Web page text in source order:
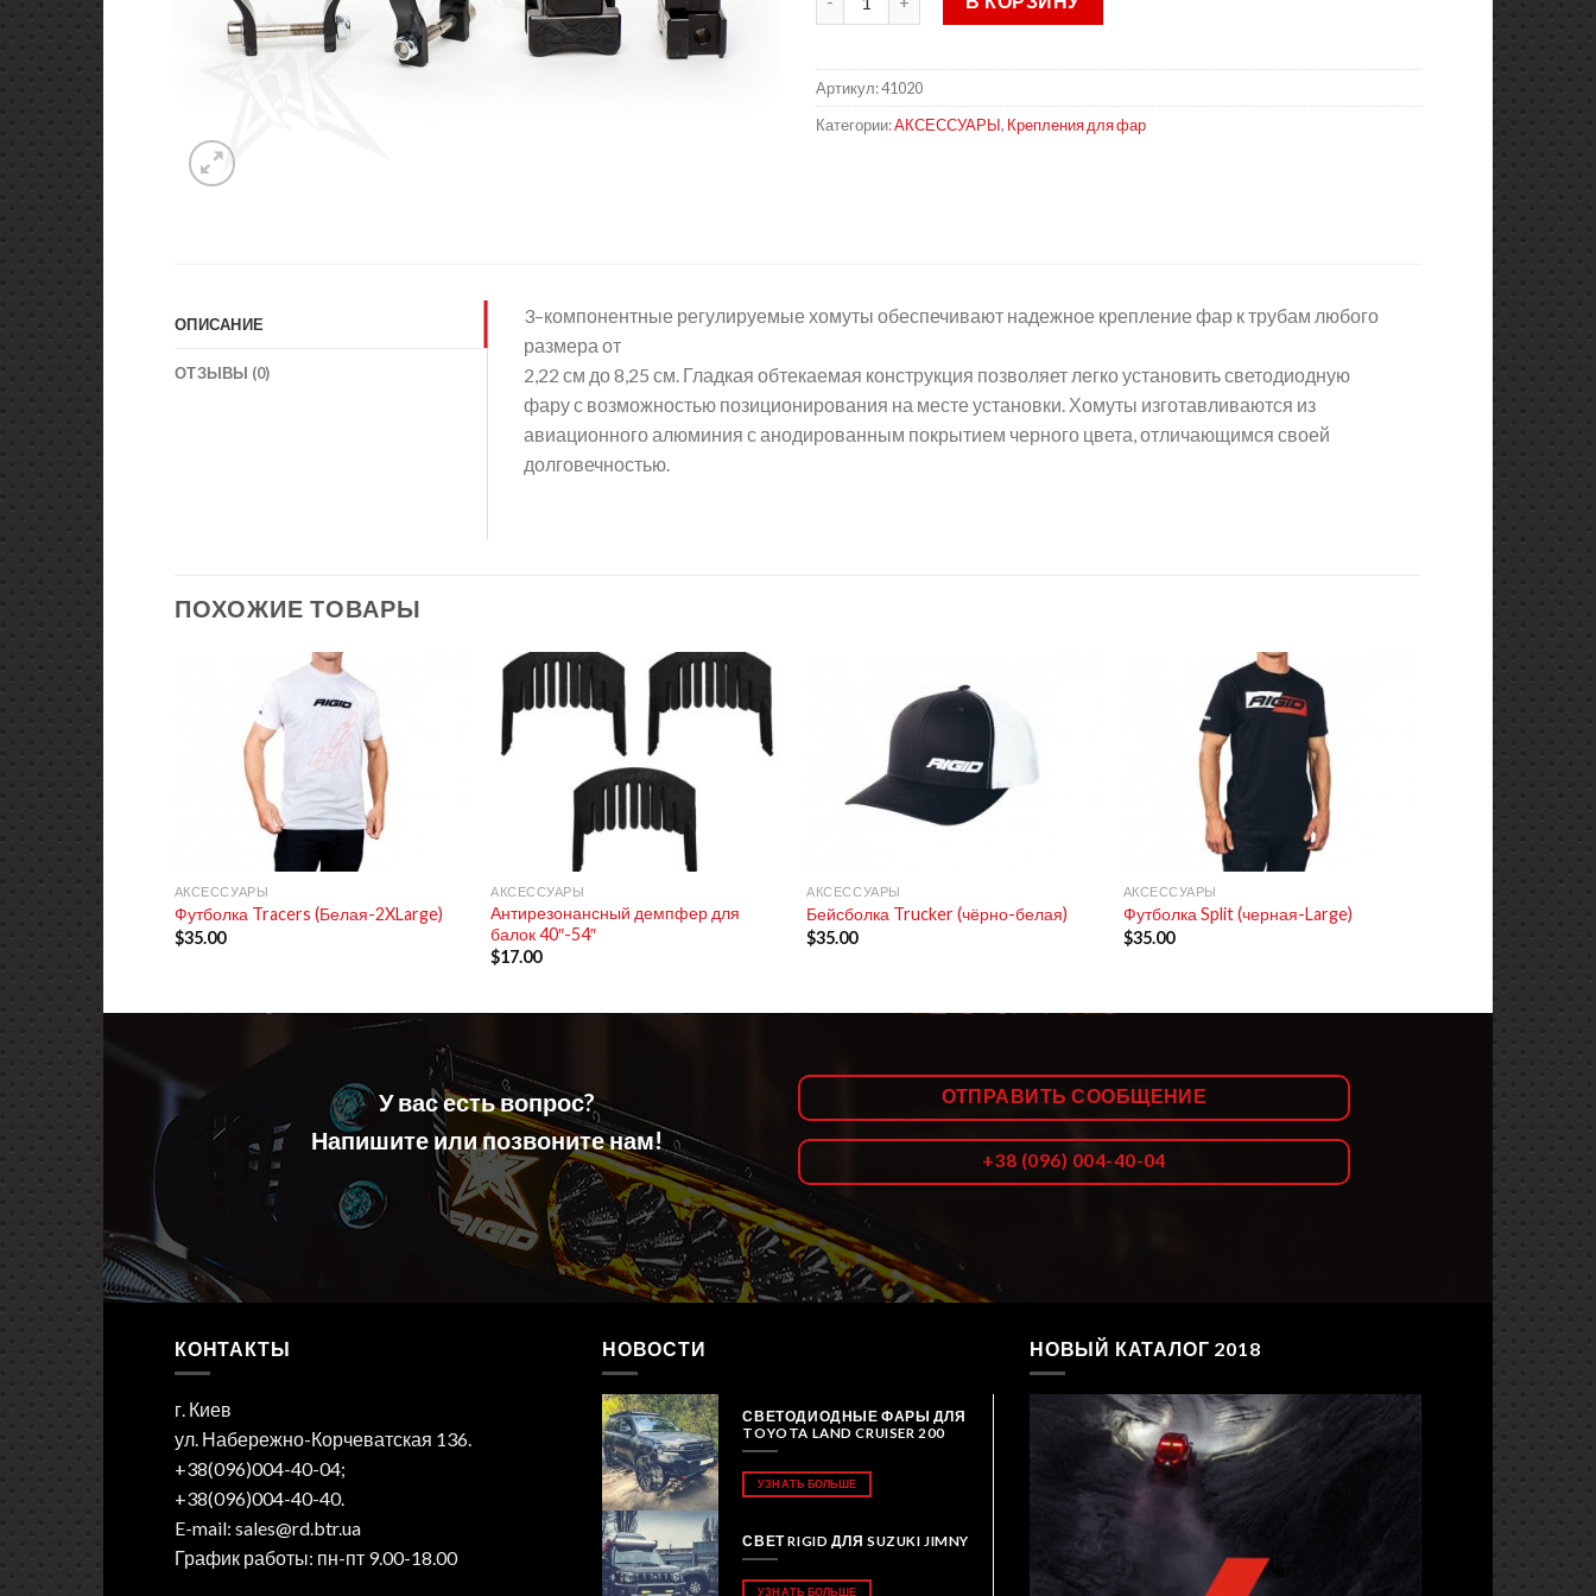
Артикул:41020
Категории:АКСЕССУАРЫ, Крепления для фар
ОПИСАНИЕ
ОТЗЫВЫ (0)
3–компонентные регулируемые хомуты обеспечивают надежное крепление фар к трубам любого
размера от
2,22 см до 8,25 см. Гладкая обтекаемая конструкция позволяет легко установить светодиодную
фару с возможностью позиционирования на месте установки. Хомуты изготавливаются из
авиационного алюминия с анодированным покрытием черного цвета, отличающимся своей
долговечностью.
ПОХОЖИЕ ТОВАРЫ
АКСЕССУАРЫ
Футболка Tracers (Белая-2XLarge)
$35.00
АКСЕССУАРЫ
Антирезонансный демпфер для
балок 40″-54″
$17.00
АКСЕССУАРЫ
Бейсболка Trucker (чёрно-белая)
$35.00
АКСЕССУАРЫ
Футболка Split (черная-Large)
$35.00
У вас есть вопрос?
Напишите или позвоните нам!
ОТПРАВИТЬ СООБЩЕНИЕ
+38 (096) 004-40-04
КОНТАКТЫ
г. Киев
ул. Набережно-Корчеватская 136.
+38(096)004-40-04;
+38(096)004-40-40.
E-mail: sales@rd.btr.ua
График работы: пн-пт 9.00-18.00
НОВОСТИ
СВЕТОДИОДНЫЕ ФАРЫ ДЛЯ
TOYOTA LAND CRUISER 200
УЗНАТЬ БОЛЬШЕ
СВЕТ RIGID ДЛЯ SUZUKI JIMNY
УЗНАТЬ БОЛЬШЕ
НОВЫЙ КАТАЛОГ 2018